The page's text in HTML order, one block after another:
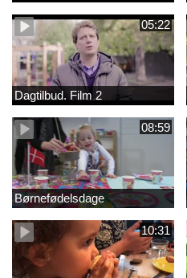
05:22
Dagtilbud. Film 2
08:59
Børnefødelsdage
10:31